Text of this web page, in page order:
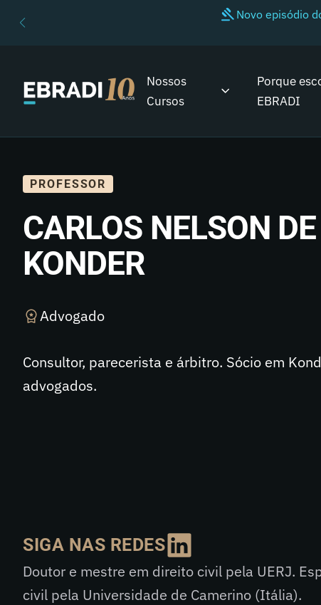
Novo episódio
Nossos
Cursos
Porque
EBRADI
PROFESSOR
CARLOS NELSON
KONDER
Advogado
Consultor, parecerista e árbitro. Sócio em
advogados.
SIGA NAS REDES
Doutor e mestre em direito civil pela UERJ.
civil pela Universidade de Camerino (Itália).